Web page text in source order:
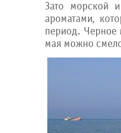
Зато морской
ароматами,
период. Черное
мая можно